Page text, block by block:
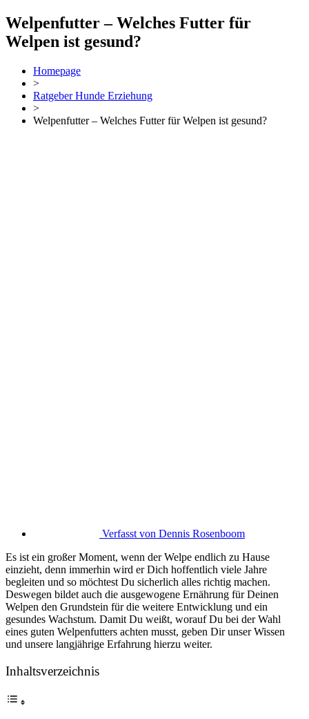
Welpenfutter – Welches Futter für
Welpen ist gesund?
Homepage
>
Ratgeber Hunde Erziehung
>
Welpenfutter – Welches Futter für Welpen ist gesund?
Verfasst von Dennis Rosenboom
Es ist ein großer Moment, wenn der Welpe endlich zu Hause
einzieht, denn immerhin wird er Dich hoffentlich viele Jahre
begleiten und so möchtest Du sicherlich alles richtig machen.
Deswegen bildet auch die ausgewogene Ernährung für Deinen
Welpen den Grundstein für die weitere Entwicklung und ein
gesundes Wachstum. Damit Du weißt, worauf Du bei der Wahl
eines guten Welpenfutters achten musst, geben Dir unser Wissen
und unsere langjährige Erfahrung hierzu weiter.
Inhaltsverzeichnis